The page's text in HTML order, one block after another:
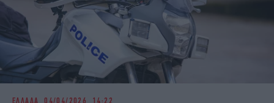
ΕΛΛΑΔΑ 04/04/2026 14:22